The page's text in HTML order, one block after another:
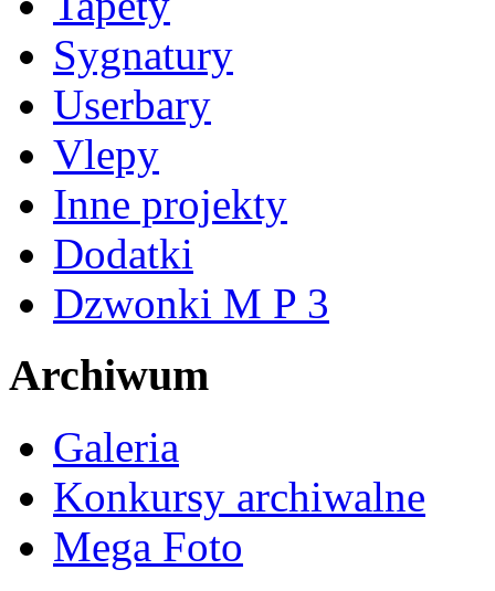
Sygnatury
Userbary
Vlepy
Inne projekty
Dodatki
Dzwonki M P 3
Archiwum
Galeria
Konkursy archiwalne
Mega Foto